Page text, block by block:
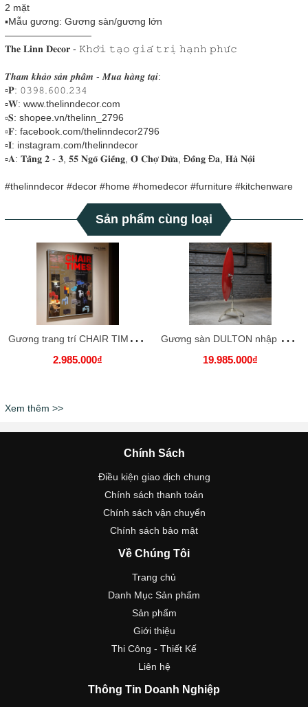
2 mặt
▪️Mẫu gương: Gương sàn/gương lớn
—————————
𝐓𝐡𝐞 𝐋𝐢𝐧𝐧 𝐃𝐞𝐜𝐨𝐫 - 𝙺𝚑𝚘̛̉𝚒 𝚝𝚊̣𝚘 𝚐𝚒𝚊́ 𝚝𝚛𝚒̣ 𝚑𝚊̣𝚗𝚑 𝚙𝚑𝚞́𝚌
𝑻𝒉𝒂𝒎 𝒌𝒉𝒂̉𝒐 𝒔𝒂̉𝒏 𝒑𝒉𝒂̂̉𝒎 - 𝑴𝒖𝒂 𝒉𝒂̀𝒏𝒈 𝒕𝒂̣𝒊:
▫𝐏: 𝟶𝟹𝟿𝟾.𝟼𝟶𝟶.𝟸𝟹𝟺
▫𝐖: www.thelinndecor.com
▫𝐒: shopee.vn/thelinn_2796
▫𝐅: facebook.com/thelinndecor2796
▫𝐈: instagram.com/thelinndecor
▫️𝐀: 𝐓𝐚̂̀𝐧𝐠 𝟐 - 𝟑, 𝟓𝟓 𝐍𝐠𝐨̃ 𝐆𝐢𝐞̂́𝐧𝐠, 𝐎̂ 𝐂𝐡𝐨̛̣ 𝐃𝐮̛̀𝐚, Đ𝐨̂́𝐧𝐠 Đ𝐚, 𝐇𝐚̀ 𝐍𝐨̣̂𝐢
#thelinndecor #decor #home #homedecor #furniture #kitchenware
Sản phẩm cùng loại
G
ương trang trí CHAIR TIME nhập khẩu cao cấp / CHAIR TIME Mirror
2.985.000₫
G
ương sàn DULTON nhập khẩu cao cấp / DULTON Mirror
19.985.000₫
Xem thêm >>
Chính Sách
Điều kiện giao dịch chung
Chính sách thanh toán
Chính sách vận chuyển
Chính sách bảo mật
Về Chúng Tôi
Trang chủ
Danh Mục Sản phẩm
Sản phẩm
Giới thiệu
Thi Công - Thiết Kế
Liên hệ
Thông Tin Doanh Nghiệp